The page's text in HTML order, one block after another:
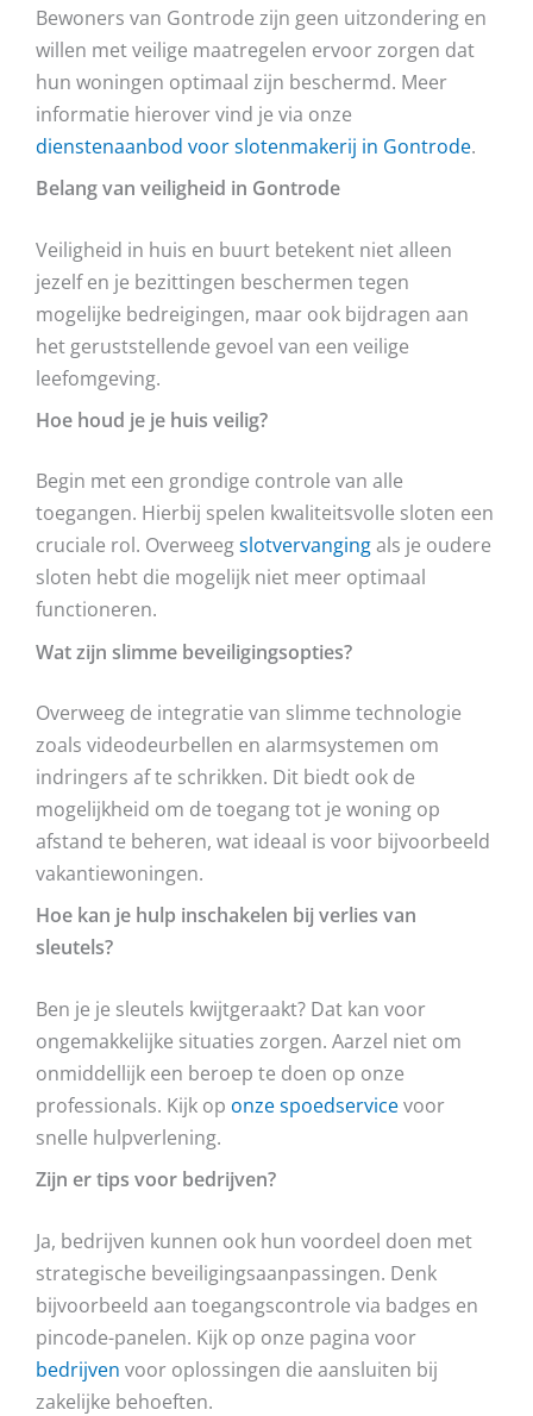
Bewoners van Gontrode zijn geen uitzondering en
willen met veilige maatregelen ervoor zorgen dat
hun woningen optimaal zijn beschermd. Meer
informatie hierover vind je via onze
dienstenaanbod voor slotenmakerij in Gontrode.
Belang van veiligheid in Gontrode
Veiligheid in huis en buurt betekent niet alleen
jezelf en je bezittingen beschermen tegen
mogelijke bedreigingen, maar ook bijdragen aan
het geruststellende gevoel van een veilige
leefomgeving.
Hoe houd je je huis veilig?
Begin met een grondige controle van alle
toegangen. Hierbij spelen kwaliteitsvolle sloten een
cruciale rol. Overweegslotvervangingals je oudere
sloten hebt die mogelijk niet meer optimaal
functioneren.
Wat zijn slimme beveiligingsopties?
Overweeg de integratie van slimme technologie
zoals videodeurbellen en alarmsystemen om
indringers af te schrikken. Dit biedt ook de
mogelijkheid om de toegang tot je woning op
afstand te beheren, wat ideaal is voor bijvoorbeeld
vakantiewoningen.
Hoe kan je hulp inschakelen bij verlies van
sleutels?
Ben je je sleutels kwijtgeraakt? Dat kan voor
ongemakkelijke situaties zorgen. Aarzel niet om
onmiddellijk een beroep te doen op onze
professionals. Kijk op onze spoedservicevoor
snelle hulpverlening.
Zijn er tips voor bedrijven?
Ja, bedrijven kunnen ook hun voordeel doen met
strategische beveiligingsaanpassingen. Denk
bijvoorbeeld aan toegangscontrole via badges en
pincode-panelen. Kijk op onze pagina voor
bedrijven voor oplossingen die aansluiten bij
zakelijke behoeften.